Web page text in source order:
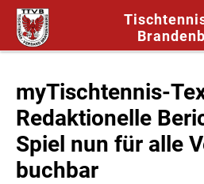
myTischtennis-
Redaktionelle
Spiel nun für alle
buchbar